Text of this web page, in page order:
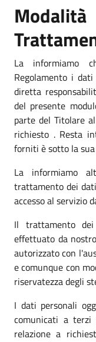
La informiamo
Regolamento i
diretta
del presente
parte del Titolare
richiesto . Resta
forniti è sotto la
La informiamo
trattamento dei
accesso al servizio
Il trattamento
effettuato da
autorizzato con
e comunque con
riservatezza degli
I dati personali
comunicati a
relazione a